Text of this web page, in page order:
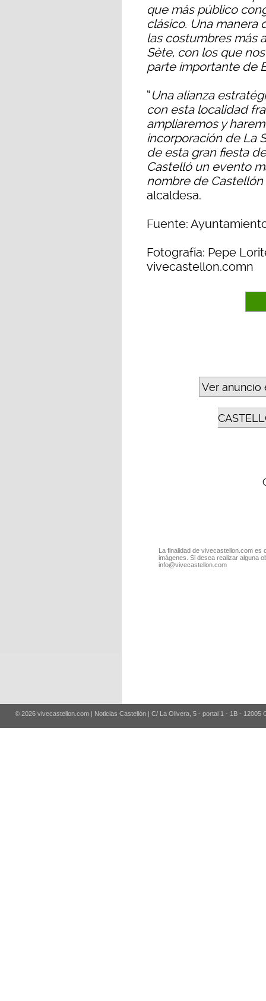
que más público
clásico. Una manera
las costumbres más
Sète, con los que
parte importante de
“Una alianza
con esta localidad
ampliaremos y
incorporación de La
de esta gran fiesta
Castelló un evento
nombre de Castellón
alcaldesa.
Fuente:
Fotografía: Pepe
vivecastellon.comn
Ver anuncio
La finalidad de vivecastellon.com
imágenes. Si desea realizar alguna
info@vivecastellon.com
© 2026 vivecastellon.com | Noticias Castellón | C/ La Olivera, 5 - portal 1 - 1B - 12005